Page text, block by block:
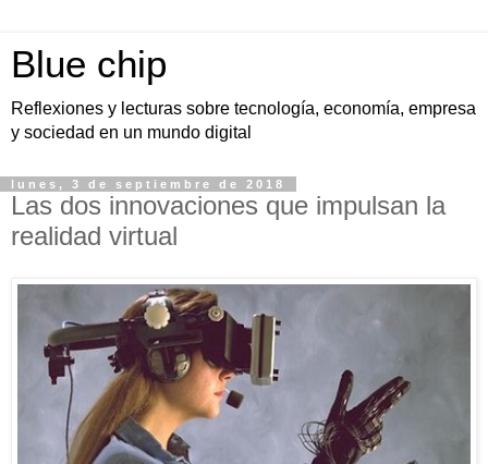
Blue chip
Reflexiones y lecturas sobre tecnología, economía, empresa
y sociedad en un mundo digital
lunes, 3 de septiembre de 2018
Las dos innovaciones que impulsan la
realidad virtual